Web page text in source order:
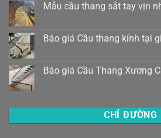
Mẫu cầu thang sắt tay vịn
Báo giá Cầu thang kính tại
Báo giá Cầu Thang Xương
CHỈ ĐƯỜNG